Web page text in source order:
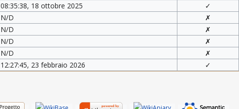
08:35:38, 18 ottobre 2025
✓
N/D
✗
N/D
✗
N/D
✗
N/D
✗
12:27:45, 23 febbraio 2026 ✓